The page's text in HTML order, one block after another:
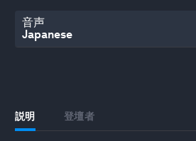
音声
説明 登壇者